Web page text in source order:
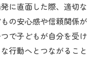
に直面した際、適切な
の安心感や信頼関係が
で子どもが自分を受け
行動へとつながること